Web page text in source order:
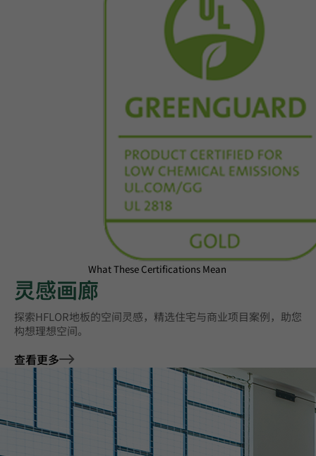
What These Certifications Mean
灵感画廊
探索HFLOR地板的空间灵感，精选住宅与商业项目案例，助您
构想理想空间。
查看更多